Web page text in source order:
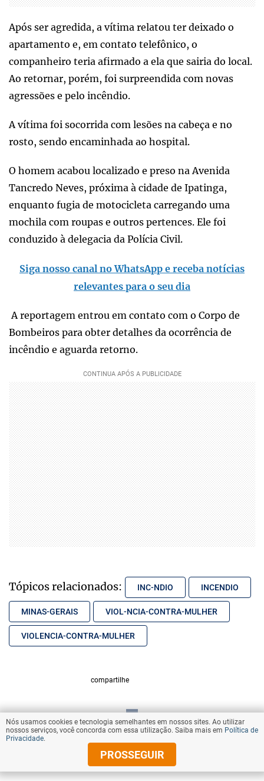
Após ser agredida, a vítima relatou ter deixado o
apartamento e, em contato telefônico, o
companheiro teria afirmado a ela que sairia do local.
Ao retornar, porém, foi surpreendida com novas
agressões e pelo incêndio.
A vítima foi socorrida com lesões na cabeça e no
rosto, sendo encaminhada ao hospital.
O homem acabou localizado e preso na Avenida
Tancredo Neves, próxima à cidade de Ipatinga,
enquanto fugia de motocicleta carregando uma
mochila com roupas e outros pertences. Ele foi
conduzido à delegacia da Polícia Civil.
Siga nosso canal no WhatsApp e receba notícias
relevantes para o seu dia
A reportagem entrou em contato com o Corpo de
Bombeiros para obter detalhes da ocorrência de
incêndio e aguarda retorno.
Tópicos relacionados: INC-NDIO INCENDIO
MINAS-GERAIS VIOL-NCIA-CONTRA-MULHER
VIOLENCIA-CONTRA-MULHER
compartilhe
VOLTAR AO TOPO
© Copyright 2025 Diários Associados
Nós usamos cookies e tecnologia semelhantes em nossos sites. Ao utilizar
nossos serviços, você concorda com essa utilização. Saiba mais em Política de
Privacidade.
PROSSEGUIR